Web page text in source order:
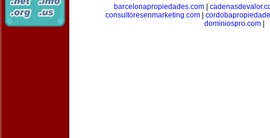
barcelonapropiedades.com|
consultoresenmarketing.com
dominiospro.com